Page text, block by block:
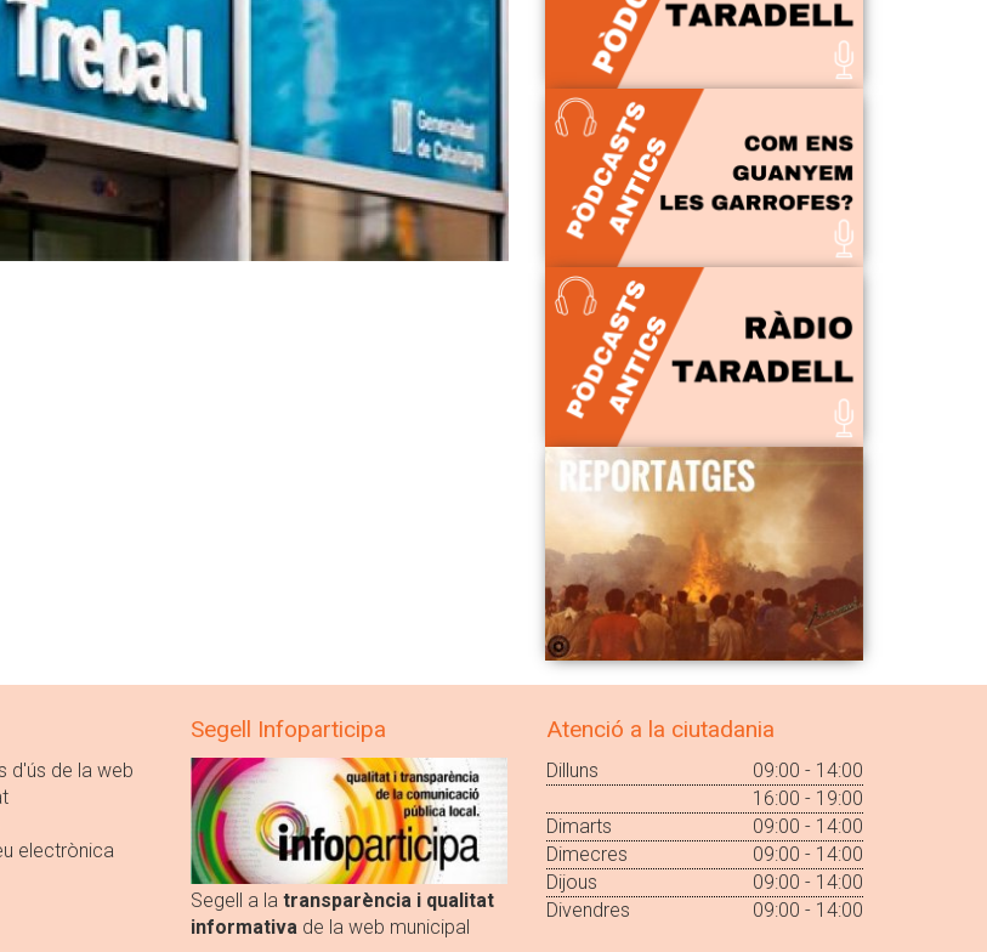
d'ús de la web
electrònica
Segell Infoparticipa
Segell a la transparència i qualitat
informativa de la web municipal
Atenció a la ciutadania
Dilluns
09:00 - 14:00
16:00 - 19:00
Dimarts
09:00 - 14:00
Dimecres
09:00 - 14:00
Dijous
09:00 - 14:00
Divendres
09:00 - 14:00